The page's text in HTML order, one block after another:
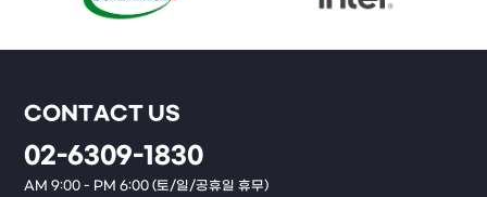
CONTACT US
02-6309-1830
AM 9:00 - PM 6:00 (토/일/공휴일 휴무)